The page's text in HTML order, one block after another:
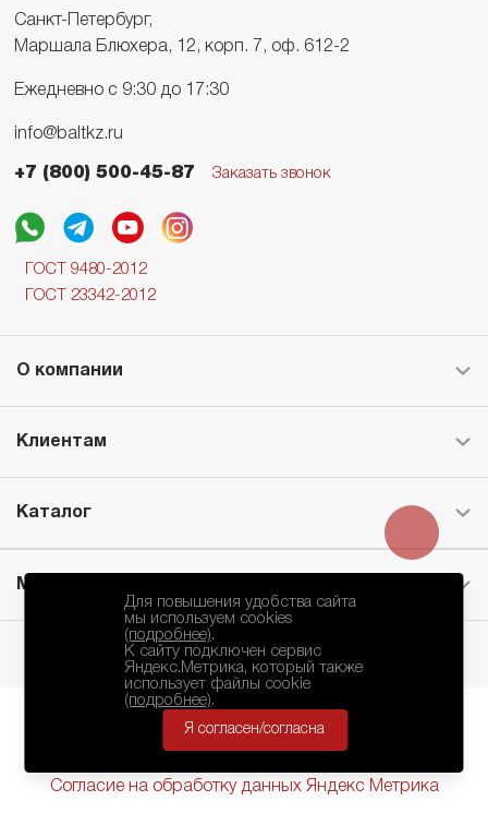
Санкт-Петербург,
Маршала Блюхера, 12, корп. 7, оф. 612-2
Ежедневно с 9:30 до 17:30
info@baltkz.ru
+7 (800) 500-45-87 Заказать звонок
ГОСТ 9480-2012
ГОСТ 23342-2012
О компании
Клиентам
Каталог
Месторождение
БКЗ © 2010-2024.
Согласие на обработку данных Яндекс Метрика
Для повышения удобства сайта
мы используем cookies
(подробнее).
К сайту подключен сервис
Яндекс.Метрика, который также
использует файлы cookie
(подробнее).
Я согласен/согласна